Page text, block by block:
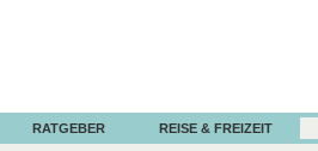
RATGEBER REISE & FREIZEIT